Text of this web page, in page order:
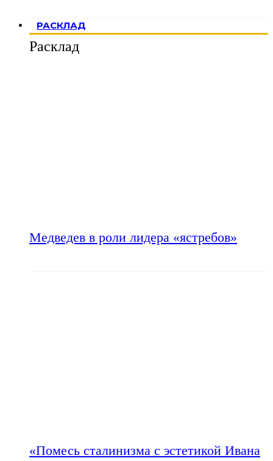
РАСКЛАД
Расклад
Медведев в роли лидера «ястребов»
«Помесь сталинизма с эстетикой Ивана